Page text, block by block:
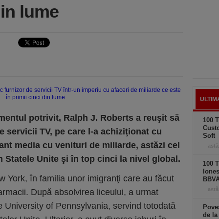
lume
potrivit, Ralph J. Roberts a reuşit să
servicii TV, pe care l-a achiziţionat cu
media cu venituri de miliarde, astăzi cel
Statele Unite şi în top cinci la nivel global.
York, în familia unor imigranţi care au făcut
După absolvirea liceului, a urmat
University of Pennsylvania, servind totodată
100
Soft
100
de